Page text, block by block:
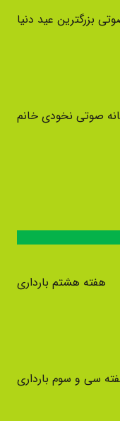
بزرگترین عید دنیا
صوتی نخودی خانم
هفته هشتم بارداری
سی و سوم بارداری